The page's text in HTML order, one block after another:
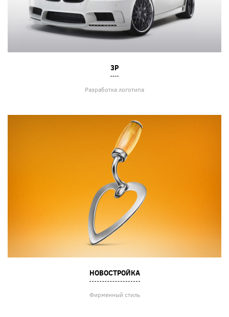
3Р
Разработка логотипа
НОВОСТРОЙКА
Фирменный стиль